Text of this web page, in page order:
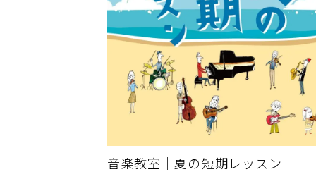
音楽教室｜夏の短期レッスン